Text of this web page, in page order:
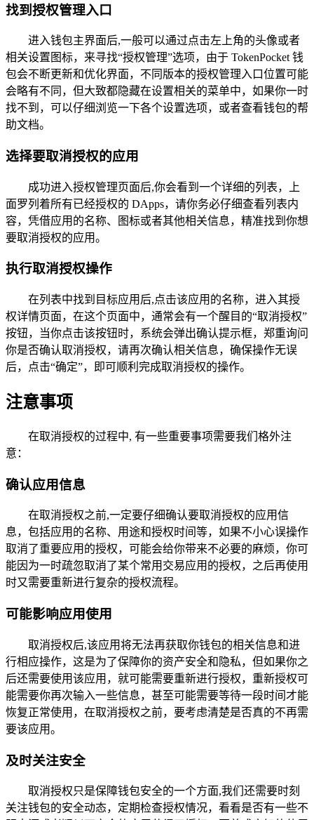
找到授权管理入口
进入钱包主界面后,一般可以通过点击左上角的头像或者
相关设置图标，来寻找“授权管理”选项，由于 TokenPocket 钱
包会不断更新和优化界面，不同版本的授权管理入口位置可能
会略有不同，但大致都隐藏在设置相关的菜单中，如果你一时
找不到，可以仔细浏览一下各个设置选项，或者查看钱包的帮
助文档。
选择要取消授权的应用
成功进入授权管理页面后,你会看到一个详细的列表，上
面罗列着所有已经授权的 DApps，请你务必仔细查看列表内
容，凭借应用的名称、图标或者其他相关信息，精准找到你想
要取消授权的应用。
执行取消授权操作
在列表中找到目标应用后,点击该应用的名称，进入其授
权详情页面，在这个页面中，通常会有一个醒目的“取消授权”
按钮，当你点击该按钮时，系统会弹出确认提示框，郑重询问
你是否确认取消授权，请再次确认相关信息，确保操作无误
后，点击“确定”，即可顺利完成取消授权的操作。
注意事项
在取消授权的过程中, 有一些重要事项需要我们格外注
意：
确认应用信息
在取消授权之前,一定要仔细确认要取消授权的应用信
息，包括应用的名称、用途和授权时间等，如果不小心误操作
取消了重要应用的授权，可能会给你带来不必要的麻烦，你可
能因为一时疏忽取消了某个常用交易应用的授权，之后再使用
时又需要重新进行复杂的授权流程。
可能影响应用使用
取消授权后,该应用将无法再获取你钱包的相关信息和进
行相应操作，这是为了保障你的资产安全和隐私，但如果你之
后还需要使用该应用，就可能需要重新进行授权，重新授权可
能需要你再次输入一些信息，甚至可能需要等待一段时间才能
恢复正常使用，在取消授权之前，要考虑清楚是否真的不再需
要该应用。
及时关注安全
取消授权只是保障钱包安全的一个方面,我们还需要时刻
关注钱包的安全动态，定期检查授权情况，看看是否有一些不